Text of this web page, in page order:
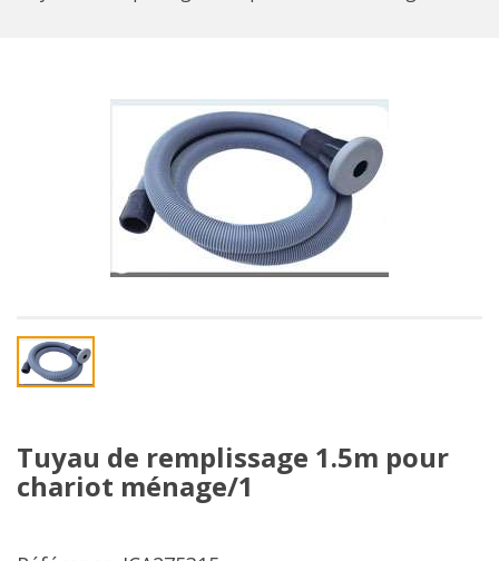
Tuyau de remplissage 1.5m pour
chariot ménage/1